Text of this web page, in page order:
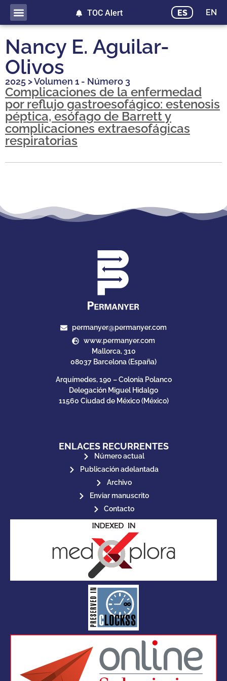
ES EN
TOC Alert
Nancy E. Aguilar-
Olivos
2025 >Volumen 1 - Número 3
Complicaciones de la enfermedad
por reflujo gastroesofágico: estenosis
péptica, esófago de Barrett y
complicaciones extraesofágicas
respiratorias
permanyer@permanyer.com
www.permanyer.com
Mallorca, 310
08037 Barcelona (España)
Arquímedes, 190 – Colonia Polanco
Delegación Miguel Hidalgo
11560 Ciudad de México (México)
ENLACES RECURRENTES
Número actual
Publicación adelantada
Archivo
Enviar manuscrito
Contacto
CLOCKSS is a dak archive that
ensures the long-term survival
of web-based scholary
publications, governed by and
for its stakeholders.